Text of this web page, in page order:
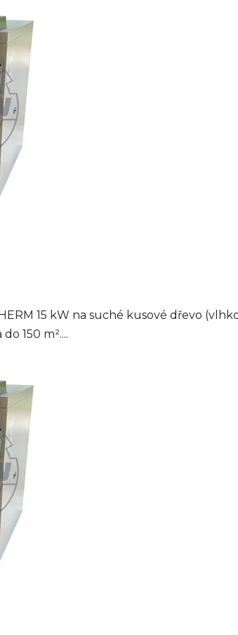
15 kW na suché kusové dřevo
150 m²....